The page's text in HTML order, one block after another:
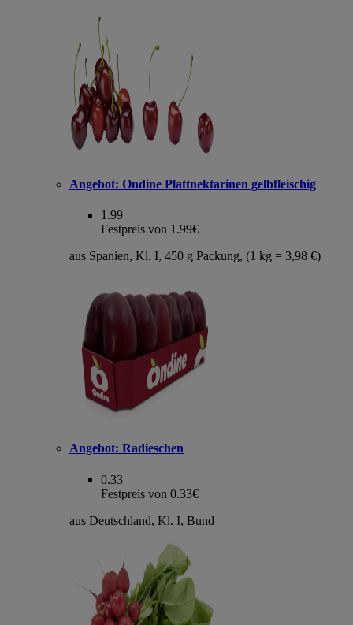
Angebot: Ondine Plattnektarinen gelbfleischig
1.99
Festpreis von 1.99€
aus Spanien, Kl. I, 450 g Packung, (1 kg = 3,98 €)
Angebot: Radieschen
0.33
Festpreis von 0.33€
aus Deutschland, Kl. I, Bund